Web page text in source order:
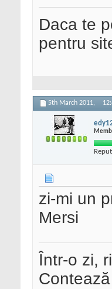
Daca te
pentru
5th March 2011,
zi-mi un
Mersi
Într-o zi,